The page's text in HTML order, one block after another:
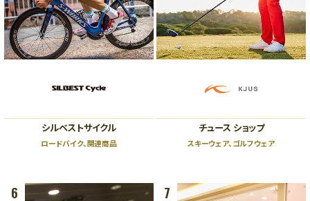
B1
ファッション、レストラン
ファッション、グッズ、カフェ、エン
B1
スポーツ、ライフスタイル、カフェ
B2
ザ・リッツ・カールトン大阪連絡通路
ハービスホール連絡通路
←
阪神 大阪梅田駅
Osaka Metro 西梅田駅
→
阪神 福島駅
JR 新福島駅
シルベストサイクル
ロードバイク、関連商品
チュース ショップ
スキーウェア、ゴルフウェア
6 7